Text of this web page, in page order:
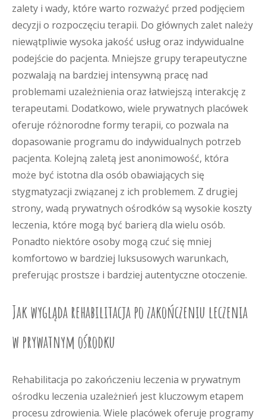
zalety i wady, które warto rozważyć przed podjęciem
decyzji o rozpoczęciu terapii. Do głównych zalet należy
niewątpliwie wysoka jakość usług oraz indywidualne
podejście do pacjenta. Mniejsze grupy terapeutyczne
pozwalają na bardziej intensywną pracę nad
problemami uzależnienia oraz łatwiejszą interakcję z
terapeutami. Dodatkowo, wiele prywatnych placówek
oferuje różnorodne formy terapii, co pozwala na
dopasowanie programu do indywidualnych potrzeb
pacjenta. Kolejną zaletą jest anonimowość, która
może być istotna dla osób obawiających się
stygmatyzacji związanej z ich problemem. Z drugiej
strony, wadą prywatnych ośrodków są wysokie koszty
leczenia, które mogą być barierą dla wielu osób.
Ponadto niektóre osoby mogą czuć się mniej
komfortowo w bardziej luksusowych warunkach,
preferując prostsze i bardziej autentyczne otoczenie.
Jak wygląda rehabilitacja po zakończeniu leczenia
w prywatnym ośrodku
Rehabilitacja po zakończeniu leczenia w prywatnym
ośrodku leczenia uzależnień jest kluczowym etapem
procesu zdrowienia. Wiele placówek oferuje programy